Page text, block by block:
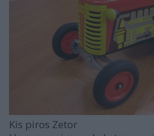
Kis piros Zetor